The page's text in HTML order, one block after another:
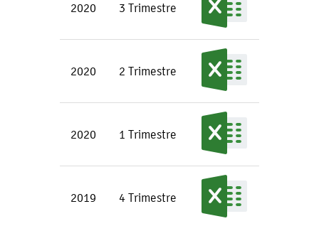
2020 3 Trimestre
2020 2 Trimestre
2020 1 Trimestre
2019 4 Trimestre